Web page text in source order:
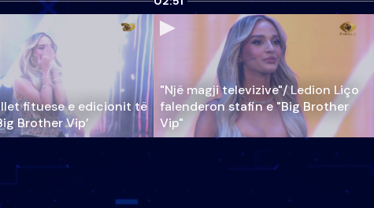
fituese e edicionit të
Brother Vip’
"Një magji televizive"/ Ledion Liço
falenderon stafin e "Big Brother
Vip"